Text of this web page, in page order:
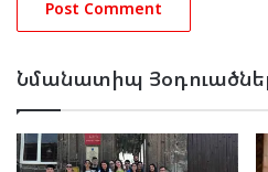
Նմանատիպ